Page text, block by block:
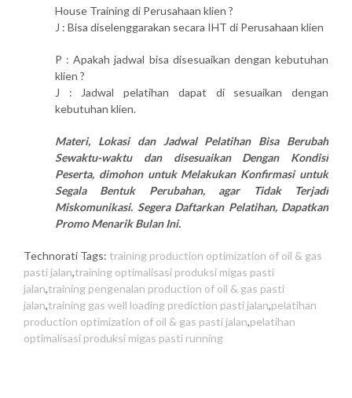
House Training di Perusahaan klien ?
J : Bisa diselenggarakan secara IHT di Perusahaan klien
P : Apakah jadwal bisa disesuaikan dengan kebutuhan
klien ?
J : Jadwal pelatihan dapat di sesuaikan dengan
kebutuhan klien.
Materi, Lokasi dan Jadwal Pelatihan Bisa Berubah
Sewaktu-waktu dan disesuaikan Dengan Kondisi
Peserta, dimohon untuk Melakukan Konfirmasi untuk
Segala Bentuk Perubahan, agar Tidak Terjadi
Miskomunikasi. Segera Daftarkan Pelatihan, Dapatkan
Promo Menarik Bulan Ini.
Technorati Tags: training production optimization of oil & gas
pasti jalan,training optimalisasi produksi migas pasti
jalan,training pengenalan production of oil & gas pasti
jalan,training gas well loading prediction pasti jalan,pelatihan
production optimization of oil & gas pasti jalan,pelatihan
optimalisasi produksi migas pasti running